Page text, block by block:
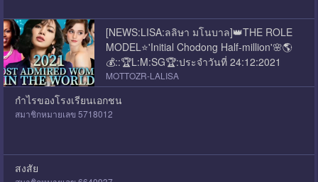
[NEWS:LISA:ลลิษา มโนบาล]👑THE ROLE
MODEL⭐'Initial Chodong Half-million'🌸🌎
💰::🏆L:M:SG🏆:ประจำวันที่ 24:12:2021
MOTTOZR-LALISA
กำไรของโรงเรียนเอกชน
สมาชิกหมายเลข 5718012
สงสัย